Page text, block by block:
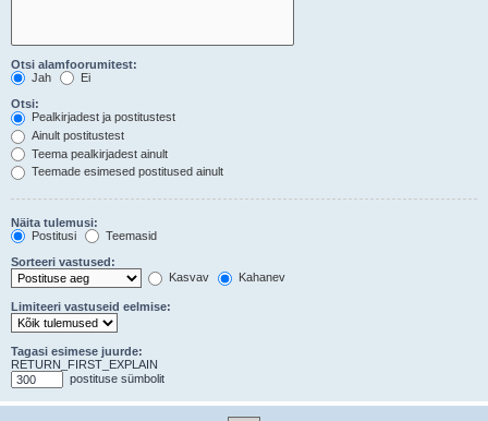
Otsi alamfoorumitest:
Jah
Ei
Otsi:
Pealkirjadest ja postitustest
Ainult postitustest
Teema pealkirjadest ainult
Teemade esimesed postitused ainult
Näita tulemusi:
Postitusi
Teemasid
Sorteeri vastused:
Kasvav
Kahanev
Limiteeri vastuseid eelmise:
Tagasi esimese juurde:
RETURN_FIRST_EXPLAIN
postituse sümbolit